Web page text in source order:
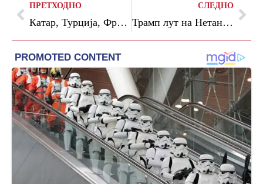
ПРЕТХОДНО
Катар, Турција, Франција реагираат на договорот САД-Иран
СЛЕДНО
Трамп лут на Нетанјаху: „Зошто го изврши тој напад?“